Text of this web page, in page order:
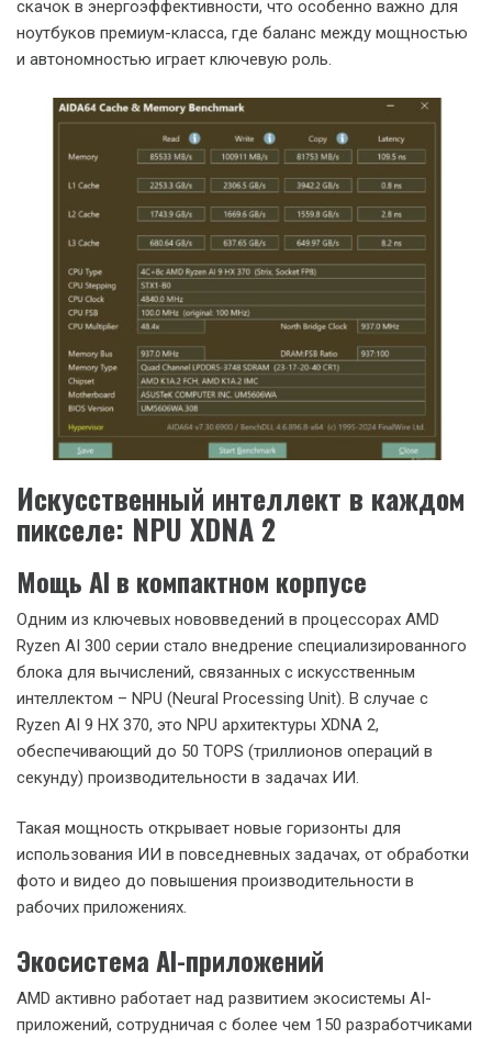
скачок в энергоэффективности, что особенно важно для
ноутбуков премиум-класса, где баланс между мощностью
и автономностью играет ключевую роль.
Искусственный интеллект в каждом
пикселе: NPU XDNA 2
Мощь AI в компактном корпусе
Одним из ключевых нововведений в процессорах AMD
Ryzen AI 300 серии стало внедрение специализированного
блока для вычислений, связанных с искусственным
интеллектом – NPU (Neural Processing Unit). В случае с
Ryzen AI 9 HX 370, это NPU архитектуры XDNA 2,
обеспечивающий до 50 TOPS (триллионов операций в
секунду) производительности в задачах ИИ.
Такая мощность открывает новые горизонты для
использования ИИ в повседневных задачах, от обработки
фото и видео до повышения производительности в
рабочих приложениях.
Экосистема AI-приложений
AMD активно работает над развитием экосистемы AI-
приложений, сотрудничая с более чем 150 разработчиками